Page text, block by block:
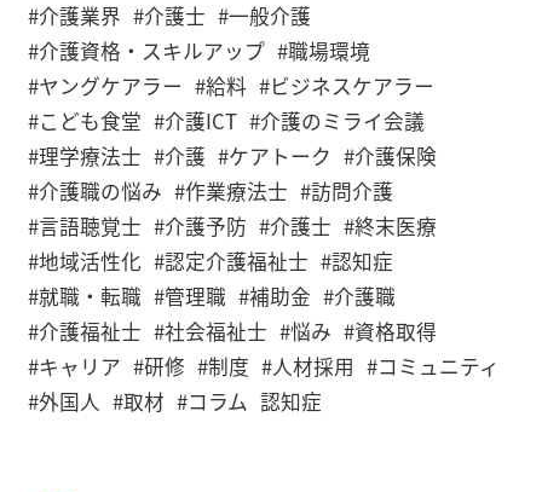
#介護業界 #介護士 #一般介護
#介護資格・スキルアップ #職場環境
#ヤングケアラー #給料 #ビジネスケアラー
#こども食堂 #介護ICT #介護のミライ会議
#理学療法士 #介護 #ケアトーク #介護保険
#介護職の悩み #作業療法士 #訪問介護
#言語聴覚士 #介護予防 #介護士 #終末医療
#地域活性化 #認定介護福祉士 #認知症
#就職・転職 #管理職 #補助金 #介護職
#介護福祉士 #社会福祉士 #悩み #資格取得
#キャリア #研修 #制度 #人材採用 #コミュニティ
#外国人 #取材 #コラム 認知症